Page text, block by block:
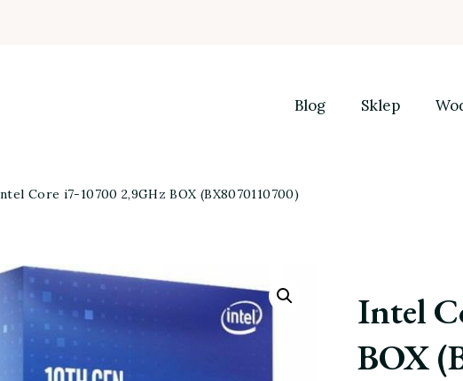
Blog Sklep
Core i7-10700 2,9GHz BOX (BX8070110700)
Intel
BOX